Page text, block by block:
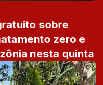
sobre
zero e
nesta quinta